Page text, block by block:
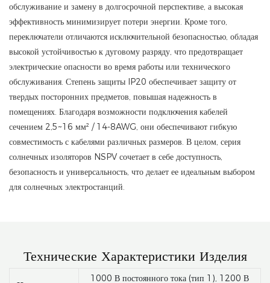
обслуживание и замену в долгосрочной перспективе, а высокая
эффективность минимизирует потери энергии. Кроме того,
переключатели отличаются исключительной безопасностью, обладая
высокой устойчивостью к дуговому разряду, что предотвращает
электрические опасности во время работы или технического
обслуживания. Степень защиты IP20 обеспечивает защиту от
твердых посторонних предметов, повышая надежность в
помещениях. Благодаря возможности подключения кабелей
сечением 2,5~16 мм² / 14-8AWG, они обеспечивают гибкую
совместимость с кабелями различных размеров. В целом, серия
солнечных изоляторов NSPV сочетает в себе доступность,
безопасность и универсальность, что делает ее идеальным выбором
для солнечных электростанций.
Технические Характеристики Изделия
1000 В постоянного тока (тип 1), 1200 В